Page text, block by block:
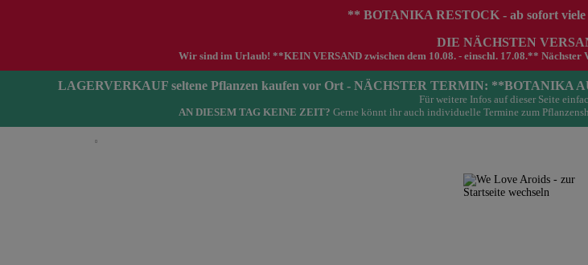
** BOTANIKA RESTOCK - ab sofort viele
DIE NÄCHSTEN
Wir sind im Urlaub! **KEIN VERSAND zwischen dem 10.08. - einschl. 17.08.** Nächster
LAGERVERKAUF seltene Pflanzen kaufen vor Ort - NÄCHSTER TERMIN: **BOTANIKA
Für weitere Infos auf dieser Seite
AN DIESEM TAG KEINE ZEIT? Gerne könnt ihr auch individuelle Termine zum